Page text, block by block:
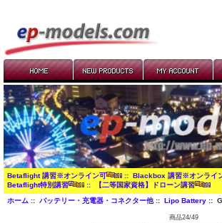
Betaflight 講習※オンライン可 :: Blackbox 講習※オンライ
Betaflight特別講習
:: 【二等国家資格】ドローン講習
ホーム:: バッテリー・充電器・コネクター他:: Lipo Battery::
商品24/49